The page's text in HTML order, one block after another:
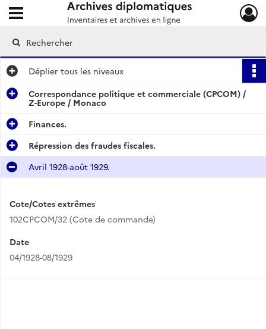
Archives diplomatiques
Ouvrir le menu déroulant
Déplier tous les niveaux
Correspondance politique et commerciale (CPCOM) /
Z-Europe / Monaco
Finances.
Répression des fraudes fiscales.
Avril 1928-août 1929.
Cote/Cotes extrêmes
102CPCOM/32 (Cote de commande)
Date
04/1928-08/1929